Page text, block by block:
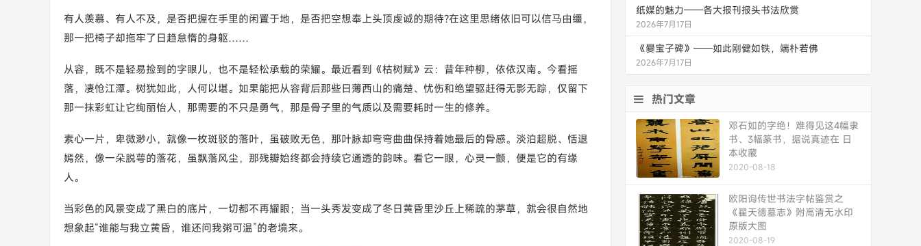
有人羡慕、有人不及，是否把握在手里的闲置于地，是否把空想奉上头顶虔诚的期待?在这里思绪依旧可以信马由缰，
那一把椅子却拖牢了日趋怠惰的身躯……
从容，既不是轻易捡到的字眼儿，也不是轻松承载的荣耀。最近看到《枯树赋》云：昔年种柳，依依汉南。今看摇
落，凄怆江潭。树犹如此，人何以堪。如果能把从容背后那些日薄西山的痛楚、忧伤和绝望驱赶得无影无踪，仅留下
那一抹彩虹让它绚丽怡人，那需要的不只是勇气，那是骨子里的气质以及需要耗时一生的修养。
素心一片，卑微渺小，就像一枚斑驳的落叶，虽破败无色，那叶脉却弯弯曲曲保持着她最后的骨感。淡泊超脱、恬退
嫣然，像一朵脱萼的落花，虽飘落风尘，那残瓣始终都会持续它通透的韵味。看它一眼，心灵一颤，便是它的有缘
人。
当彩色的风景变成了黑白的底片，一切都不再耀眼；当一头秀发变成了冬日黄昏里沙丘上稀疏的茅草，就会很自然地
想象起“谁能与我立黄昏，谁还问我粥可温”的老境来。
纸媒的魅力——各大报刊报头书法欣赏
2026年7月17日
《爨宝子碑》——如此刚健如铁，端朴若佛
2026年7月17日
热门文章
邓石如的字绝！难得见这4幅隶
书、3幅篆书，据说真迹在 日
本收藏
2020-08-18
欧阳询传世书法字帖鉴赏之
《翟天德墓志》附高清无水印
原版大图
2020-08-19